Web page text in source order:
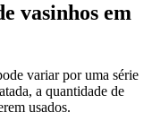
vasinhos em
variar por uma série
a quantidade de
usados.